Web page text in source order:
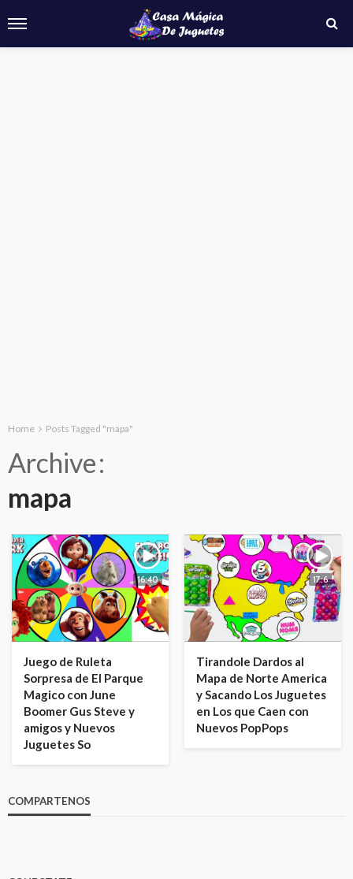
Home Posts Tagged "mapa"
Archive
mapa
16:40
Juego de Ruleta
Sorpresa de El Parque
Magico con June
Boomer Gus Steve y
amigos y Nuevos
Juguetes So
17:6
Tirandole Dardos al
Mapa de Norte America
y Sacando Los Juguetes
en Los que Caen con
Nuevos PopPops
COMPARTENOS